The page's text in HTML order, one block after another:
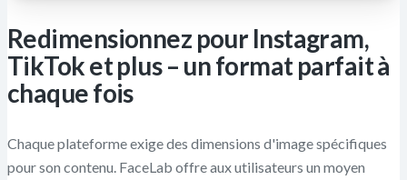
Redimensionnez pour Instagram,
TikTok et plus – un format parfait à
chaque fois
Chaque plateforme exige des dimensions d'image spécifiques
pour son contenu. FaceLab offre aux utilisateurs un moyen